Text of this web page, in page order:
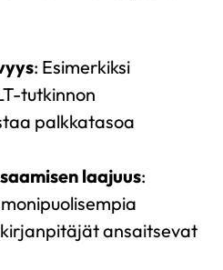
: Esimerkiksi
tutkinnon
palkkatasoa
laajuus:
ansaitsevat